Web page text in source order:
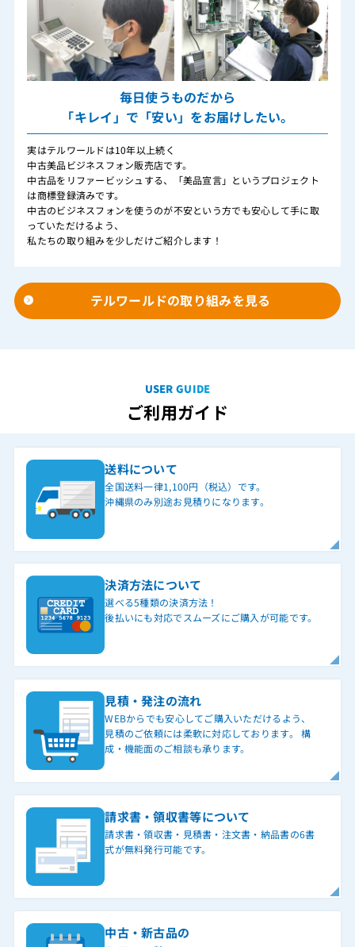
毎日使うものだから
「キレイ」で「安い」をお届けしたい。
実はテルワールドは10年以上続く
中古美品ビジネスフォン販売店です。
中古品をリファービッシュする、「美品宣言」というプロジェクト
は商標登録済みです。
中古のビジネスフォンを使うのが不安という方でも安心して手に取
っていただけるよう、
私たちの取り組みを少しだけご紹介します！
テルワールドの取り組みを見る
USER GUIDE
ご利用ガイド
送料について
全国送料一律1,100円（税込）です。
沖縄県のみ別途お見積りになります。
決済方法について
選べる5種類の決済方法！
後払いにも対応でスムーズにご購入が可能です。
見積・発注の流れ
WEBからでも安心してご購入いただけるよう、
見積のご依頼には柔軟に対応しております。 構
成・機能面のご相談も承ります。
請求書・領収書等について
請求書・領収書・見積書・注文書・納品書の6書
式が無料発行可能です。
中古・新古品の